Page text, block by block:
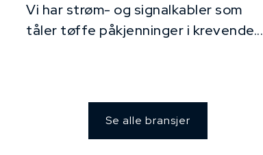
Vi har strøm- og signalkabler som
tåler tøffe påkjenninger i krevende...
Se alle bransjer